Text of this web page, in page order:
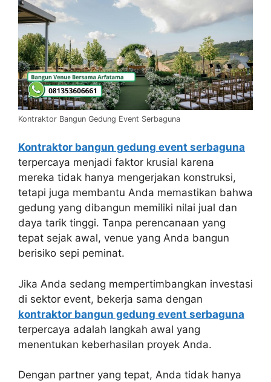
Kontraktor Bangun Gedung Event Serbaguna
Kontraktor bangun gedung event serbaguna
terpercaya menjadi faktor krusial karena
mereka tidak hanya mengerjakan konstruksi,
tetapi juga membantu Anda memastikan bahwa
gedung yang dibangun memiliki nilai jual dan
daya tarik tinggi. Tanpa perencanaan yang
tepat sejak awal, venue yang Anda bangun
berisiko sepi peminat.
Jika Anda sedang mempertimbangkan investasi
di sektor event, bekerja sama dengan
kontraktor bangun gedung event serbaguna
terpercaya adalah langkah awal yang
menentukan keberhasilan proyek Anda.
Dengan partner yang tepat, Anda tidak hanya